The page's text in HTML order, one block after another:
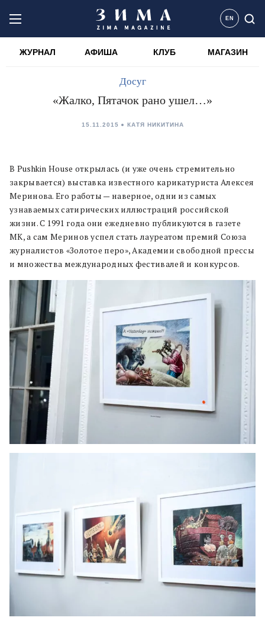
EN
ЖУРНАЛ АФИША КЛУБ МАГАЗИН
Досуг
«Жалко, Пятачок рано ушел…»
15.11.2015 КАТЯ НИКИТИНА
В Pushkin House открылась (и уже очень стремительно
закрывается) выставка известного карикатуриста Алексея
Меринова. Его работы — наверное, одни из самых
узнаваемых сатирических иллюстраций российской
жизни. С 1991 года они ежедневно публикуются в газете
МК, а сам Меринов успел стать лауреатом премий Союза
журналистов «Золотое перо», Академии свободной прессы
и множества международных фестивалей и конкурсов.